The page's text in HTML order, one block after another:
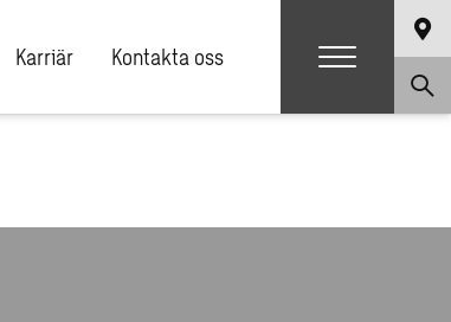
Karriär Kontakta oss